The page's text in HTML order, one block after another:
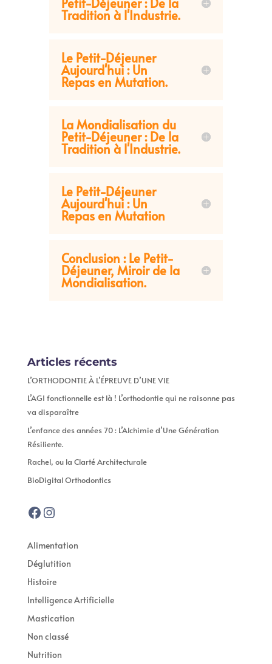
Tradition à l'Industrie.
Le Petit-Déjeuner
Aujourd'hui : Un
Repas en Mutation.
La Mondialisation du
Petit-Déjeuner : De la
Tradition à l'Industrie.
Le Petit-Déjeuner
Aujourd'hui : Un
Repas en Mutation
Conclusion : Le Petit-
Déjeuner, Miroir de la
Mondialisation.
Articles récents
L’ORTHODONTIE À L’ÉPREUVE D’UNE VIE
L’AGI fonctionnelle est là ! L’orthodontie qui ne raisonne pas
va disparaître
L’enfance des années 70 : L’Alchimie d’Une Génération
Résiliente.
Rachel, ou la Clarté Architecturale
BioDigital Orthodontics
Facebook
Instagram
Alimentation
Déglutition
Histoire
Intelligence Artificielle
Mastication
Non classé
Nutrition